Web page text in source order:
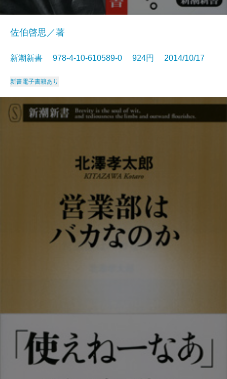
佐伯啓思／著
新潮新書 978-4-10-610589-0 924円 2014/10/17
新書電子書籍あり